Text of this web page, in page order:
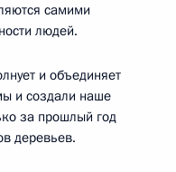
самими
людей.
и объединяет
и создали наше
за прошлый год
деревьев.